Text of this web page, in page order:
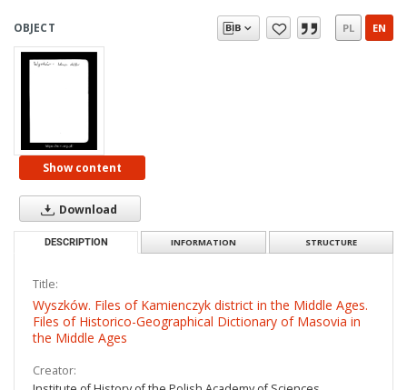
OBJECT PL EN
Show content
Download
DESCRIPTION INFORMATION STRUCTURE
Title:
Wyszków. Files of Kamienczyk district in the Middle Ages.
Files of Historico-Geographical Dictionary of Masovia in
the Middle Ages
Creator: